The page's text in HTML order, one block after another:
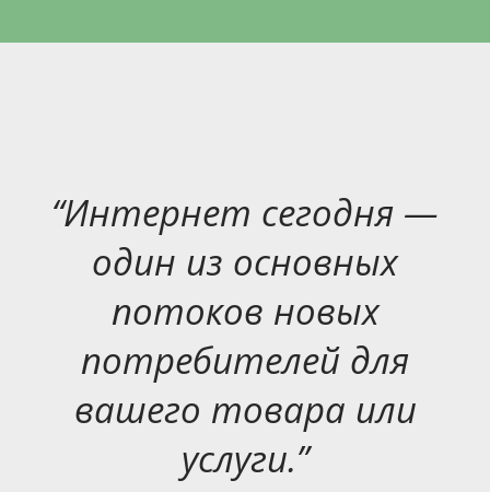
“Интернет сегодня —
один из основных
потоков новых
потребителей для
вашего товара или
услуги.”